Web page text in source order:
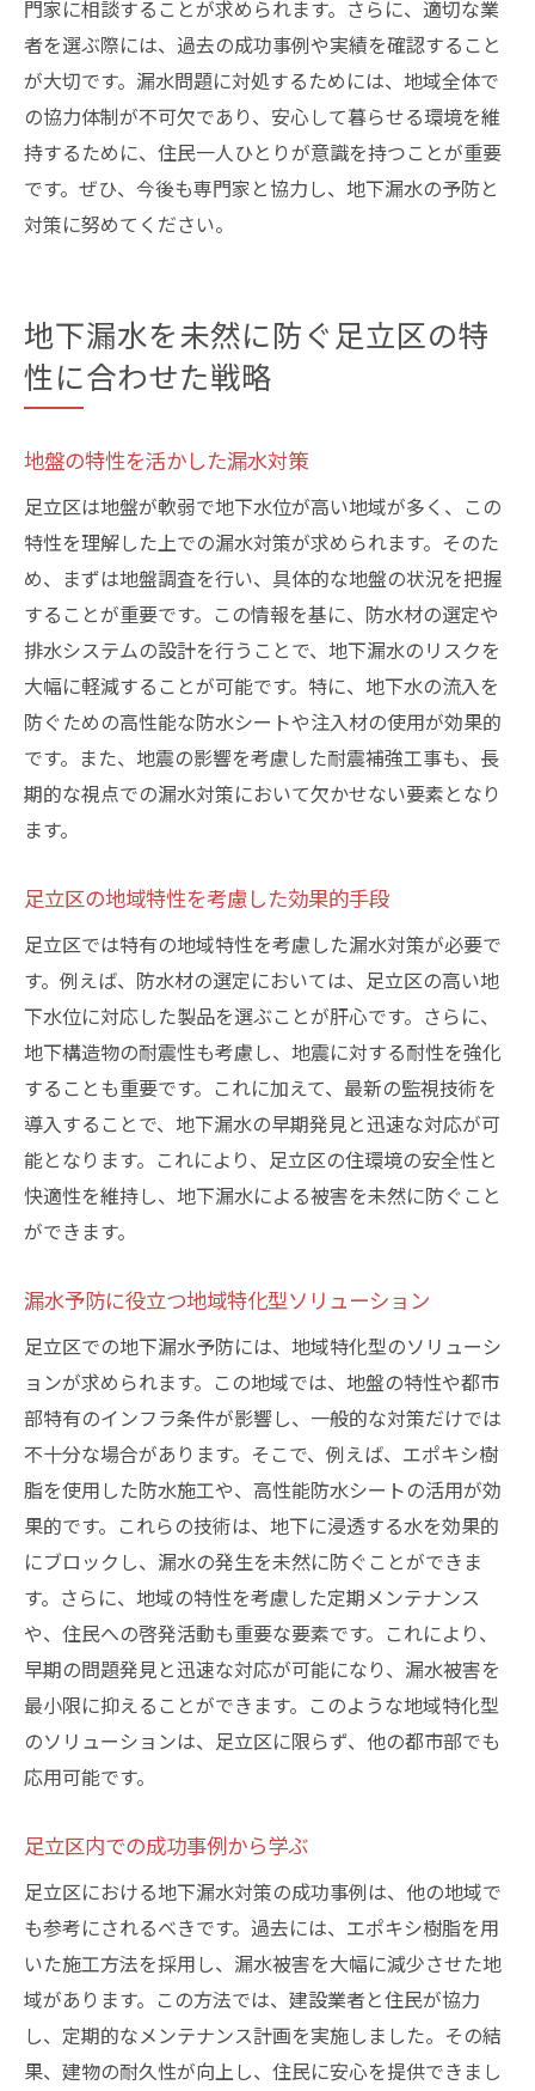
門家に相談することが求められます。さらに、適切な業
者を選ぶ際には、過去の成功事例や実績を確認すること
が大切です。漏水問題に対処するためには、地域全体で
の協力体制が不可欠であり、安心して暮らせる環境を維
持するために、住民一人ひとりが意識を持つことが重要
です。ぜひ、今後も専門家と協力し、地下漏水の予防と
対策に努めてください。
地下漏水を未然に防ぐ足立区の特
性に合わせた戦略
地盤の特性を活かした漏水対策
足立区は地盤が軟弱で地下水位が高い地域が多く、この
特性を理解した上での漏水対策が求められます。そのた
め、まずは地盤調査を行い、具体的な地盤の状況を把握
することが重要です。この情報を基に、防水材の選定や
排水システムの設計を行うことで、地下漏水のリスクを
大幅に軽減することが可能です。特に、地下水の流入を
防ぐための高性能な防水シートや注入材の使用が効果的
です。また、地震の影響を考慮した耐震補強工事も、長
期的な視点での漏水対策において欠かせない要素となり
ます。
足立区の地域特性を考慮した効果的手段
足立区では特有の地域特性を考慮した漏水対策が必要で
す。例えば、防水材の選定においては、足立区の高い地
下水位に対応した製品を選ぶことが肝心です。さらに、
地下構造物の耐震性も考慮し、地震に対する耐性を強化
することも重要です。これに加えて、最新の監視技術を
導入することで、地下漏水の早期発見と迅速な対応が可
能となります。これにより、足立区の住環境の安全性と
快適性を維持し、地下漏水による被害を未然に防ぐこと
ができます。
漏水予防に役立つ地域特化型ソリューション
足立区での地下漏水予防には、地域特化型のソリューシ
ョンが求められます。この地域では、地盤の特性や都市
部特有のインフラ条件が影響し、一般的な対策だけでは
不十分な場合があります。そこで、例えば、エポキシ樹
脂を使用した防水施工や、高性能防水シートの活用が効
果的です。これらの技術は、地下に浸透する水を効果的
にブロックし、漏水の発生を未然に防ぐことができま
す。さらに、地域の特性を考慮した定期メンテナンス
や、住民への啓発活動も重要な要素です。これにより、
早期の問題発見と迅速な対応が可能になり、漏水被害を
最小限に抑えることができます。このような地域特化型
のソリューションは、足立区に限らず、他の都市部でも
応用可能です。
足立区内での成功事例から学ぶ
足立区における地下漏水対策の成功事例は、他の地域で
も参考にされるべきです。過去には、エポキシ樹脂を用
いた施工方法を採用し、漏水被害を大幅に減少させた地
域があります。この方法では、建設業者と住民が協力
し、定期的なメンテナンス計画を実施しました。その結
果、建物の耐久性が向上し、住民に安心を提供できまし